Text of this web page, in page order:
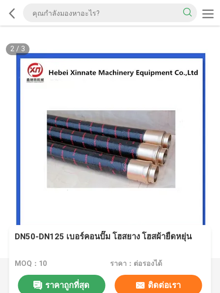
2/ 3
DN50-DN125 เบอร์คอนปั๊ม โฮสยาง โฮสผ้ายืดหยุ่น
MOQ：10 ราคา：ต่อรองได้
ราคาถูกที่สุด ติดต่อเรา